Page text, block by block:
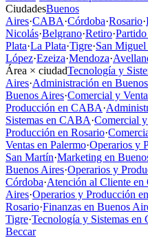
CiudadesBuenos
Aires·CABA·Córdoba·Rosario·
Nicolás·Belgrano·Retiro·
Plata·La Plata·Tigre·San Miguel
López·Ezeiza·Mendoza·
Área × ciudadTecnología y
Aires·Administración en
Buenos Aires·Comercial y
Producción en CABA·
Sistemas en CABA·Comercial
Producción en Rosario·
Ventas en Palermo·Operarios y
San Martín·Marketing en
Buenos Aires·Operarios y
Córdoba·Atención al Cliente
Aires·Operarios y Producción
Rosario·Finanzas en Buenos
Tigre·Tecnología y Sistemas en
Beccar